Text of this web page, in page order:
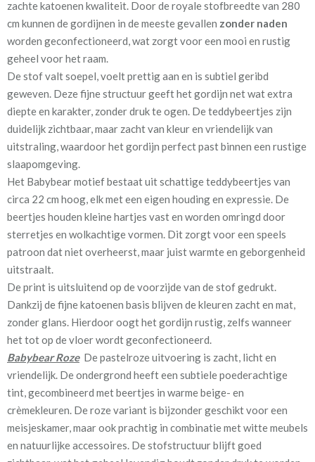
Mate van verduistering:
Geen (voering optioneel
tijdens bestelproces)
Meestal eerder, maar houd
rekening met
Materiaal: Katoen
Voor extra isolatie en verduistering kan tijdens het bestelproces
de optie “Voering”worden aangevinkt.
Een voering zorgt ervoor dat:
✔ kou in de winter zoveel mogelijk buiten blijft
✔ warmte in de zomer wordt geweerd
✔ de slaapkamer bijdraagt aan een goede nachtrust
✔ geluid van buitenaf wordt gedempt
✔ verkleuring door zonlicht wordt voorkomen
✔ het gordijn aan de buitenzijde een verzorgd aanzicht krijgt
KinderGordijnen biedt drie soorten voering:
• kwart verduisterend, lichtdoorlatend katoensatijn
zachte katoenen kwaliteit. Door de royale stofbreedte van 280
cm kunnen de gordijnen in de meeste gevallen zonder naden
worden geconfectioneerd, wat zorgt voor een mooi en rustig
geheel voor het raam.
De stof valt soepel, voelt prettig aan en is subtiel geribd
geweven. Deze fijne structuur geeft het gordijn net wat extra
diepte en karakter, zonder druk te ogen. De teddybeertjes zijn
duidelijk zichtbaar, maar zacht van kleur en vriendelijk van
uitstraling, waardoor het gordijn perfect past binnen een rustige
slaapomgeving.
Het Babybear motief bestaat uit schattige teddybeertjes van
circa 22 cm hoog, elk met een eigen houding en expressie. De
beertjes houden kleine hartjes vast en worden omringd door
sterretjes en wolkachtige vormen. Dit zorgt voor een speels
patroon dat niet overheerst, maar juist warmte en geborgenheid
uitstraalt.
De print is uitsluitend op de voorzijde van de stof gedrukt.
Dankzij de fijne katoenen basis blijven de kleuren zacht en mat,
zonder glans. Hierdoor oogt het gordijn rustig, zelfs wanneer
het tot op de vloer wordt geconfectioneerd.
Babybear Roze De pastelroze uitvoering is zacht, licht en
vriendelijk. De ondergrond heeft een subtiele poederachtige
tint, gecombineerd met beertjes in warme beige- en
crèmekleuren. De roze variant is bijzonder geschikt voor een
meisjeskamer, maar ook prachtig in combinatie met witte meubels
en natuurlijke accessoires. De stofstructuur blijft goed